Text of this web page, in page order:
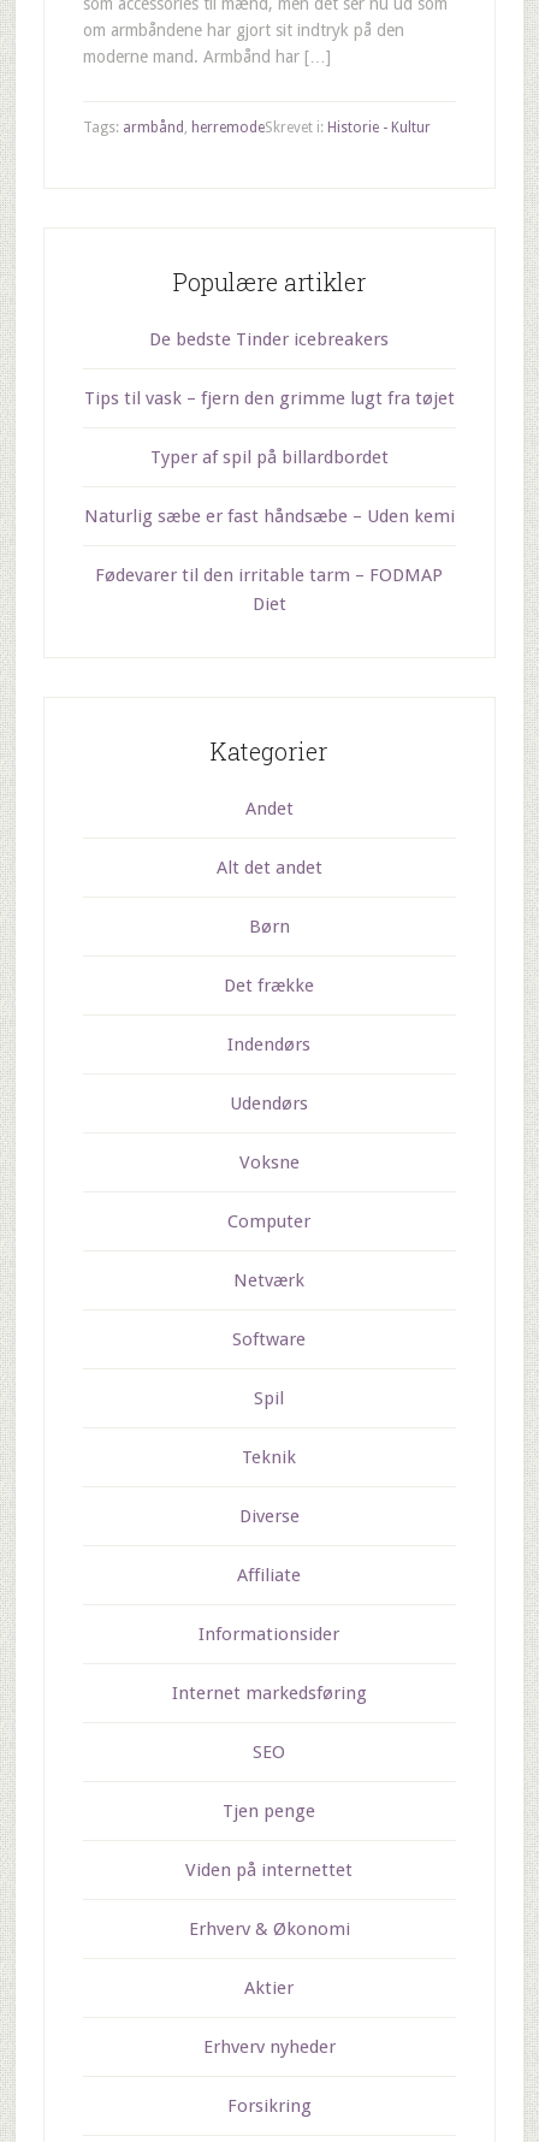
om armbåndene har gjort sit indtryk på den
moderne mand. Armbånd har […]
Skrevet i: Historie - Kultur
Tags: armbånd , herremode
Populære artikler
De bedste Tinder icebreakers
Tips til vask – fjern den grimme lugt fra tøjet
Typer af spil på billardbordet
Naturlig sæbe er fast håndsæbe – Uden kemi
Fødevarer til den irritable tarm – FODMAP
Diet
Kategorier
Andet
Alt det andet
Børn
Det frække
Indendørs
Udendørs
Voksne
Computer
Netværk
Software
Spil
Teknik
Diverse
Affiliate
Informationsider
Internet markedsføring
SEO
Tjen penge
Viden på internettet
Erhverv & Økonomi
Aktier
Erhverv nyheder
Forsikring